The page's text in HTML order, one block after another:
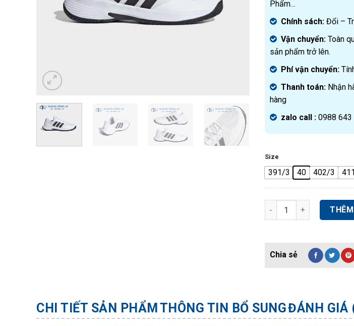
Phẩm…
Chính sách: Đổi –
Vận chuyển: Toàn
sản phẩm trở lên.
Phí vận chuyển:
Thanh toán: Nhận
hàng
zalo call : 0988 643
Size
391/3 40 402/3
GIÀY PICKLEBALL
CHI TIẾT SẢN PHẨM THÔNG TIN BỔ SUNGĐÁNH GIÁ